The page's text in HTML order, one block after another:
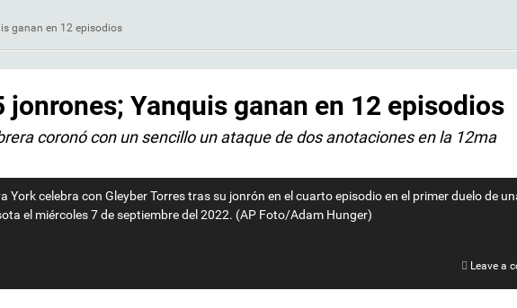
ganan en 12 episodios
jonrones; Yanquis ganan en 12 episodios
coronó con un sencillo un ataque de dos anotaciones en la 12ma
York celebra con Gleyber Torres tras su jonrón en el cuarto episodio en el primer duelo de
el miércoles 7 de septiembre del 2022. (AP Foto/Adam Hunger)
Leave a